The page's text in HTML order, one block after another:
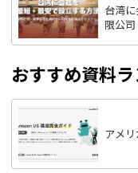
台湾
限公
おすすめ資料
アメ